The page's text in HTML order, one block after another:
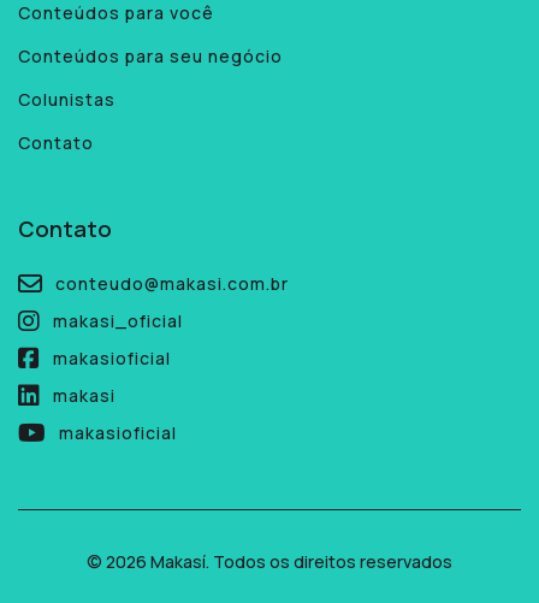
Conteúdos para você
Conteúdos para seu negócio
Colunistas
Contato
Contato
conteudo@makasi.com.br
makasi_oficial
makasioficial
makasi
makasioficial
© 2026 Makasí. Todos os direitos reservados